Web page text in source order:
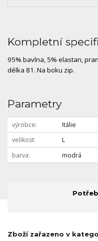
Kompletní
95% bavlna, 5% elastan,
délka 81. Na boku zip.
Parametry
výrobce
Itálie
velikost
L
barva
modrá
Zboží zařazeno v